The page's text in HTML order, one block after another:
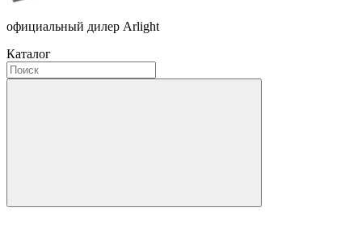
официальный дилер Arlight
Каталог